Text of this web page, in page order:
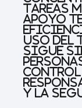
tareas
apoyo
uso del
Sigue
control
y la